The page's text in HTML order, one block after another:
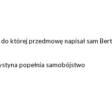
do której przedmowę napisał sam
popełnia samobójstwo